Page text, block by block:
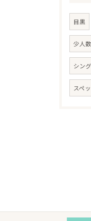
目黒
少人数
シン
スペ